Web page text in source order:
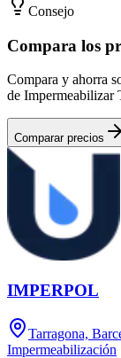
Consejo
Compara los
Compara y ahorra
de Impermeabilizar
Comparar precios
IMPERPOL
Tarragona,
Impermeabilización